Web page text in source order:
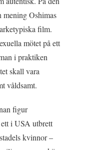
mening Oshimas
film.
mötet på ett
i praktiken
skall vara
våldsamt.
figur
i USA utbrett
kvinnor –